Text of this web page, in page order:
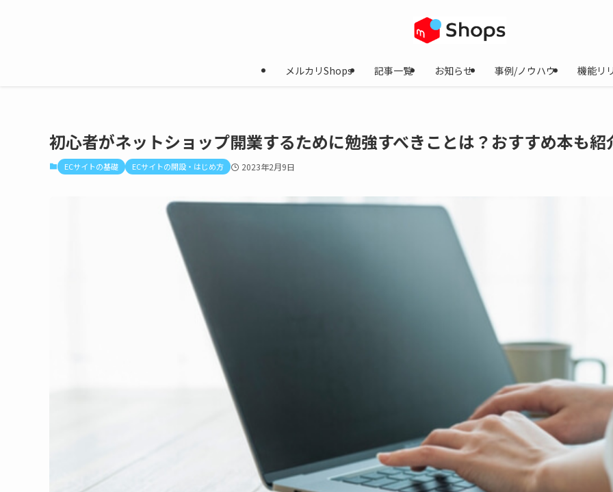
メルカリShops 記事一覧 お知らせ 事例/ノウハウ 機能リ
初心者がネットショップ開業するために勉強すべきことは？おすすめ本も紹
ECサイトの基礎 ECサイトの開設・はじめ方 2023年2月9日